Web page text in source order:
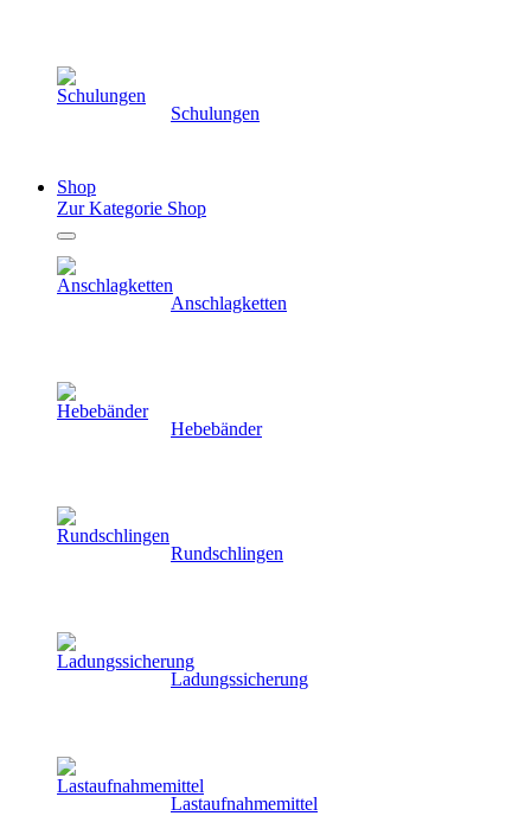
Schulungen
Shop
Zur Kategorie Shop
Anschlagketten
Hebebänder
Rundschlingen
Ladungssicherung
Lastaufnahmemittel